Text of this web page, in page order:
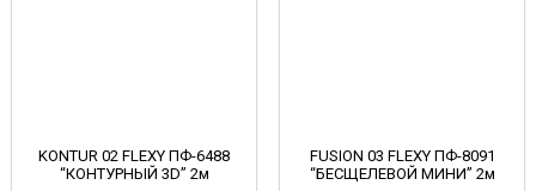
KONTUR 02 FLEXY ПФ-6488
“КОНТУРНЫЙ 3D” 2м
FUSION 03 FLEXY ПФ-8091
“БЕСЩЕЛЕВОЙ МИНИ” 2м